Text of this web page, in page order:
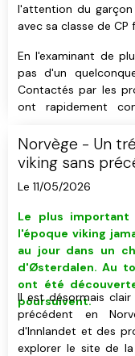
l'attention du garçon
avec sa classe de CP
En l'examinant de
pas d'un
Contactés par les
ont rapidement
Norvège - Un
viking sans
Rena
Le 11/05/2026
Le plus
l'époque viking
au jour dans un
d'Østerdalen. Au
ont été
poursuivent.
Il est désormais
précédent en
d'Innlandet et des
explorer le site de